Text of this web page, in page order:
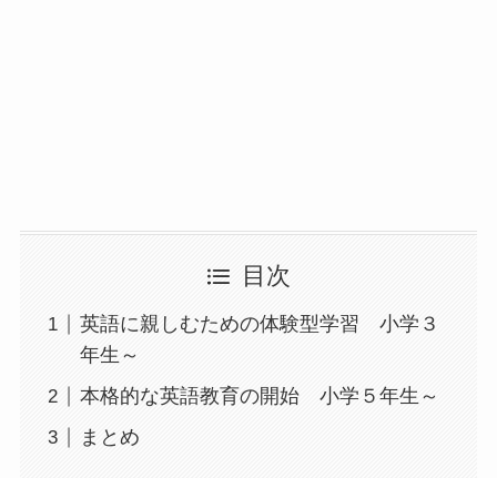
目次
英語に親しむための体験型学習 小学３
年生～
本格的な英語教育の開始 小学５年生～
まとめ